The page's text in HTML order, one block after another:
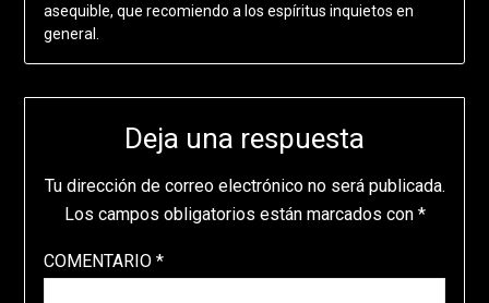
asequible, que recomiendo a los espíritus inquietos en
general.
Deja una respuesta
Tu dirección de correo electrónico no será publicada.
Los campos obligatorios están marcados con *
COMENTARIO *